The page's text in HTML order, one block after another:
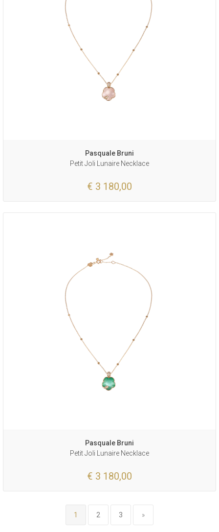
Pasquale Bruni
Petit Joli Lunaire Necklace
€ 3 180,00
Pasquale Bruni
Petit Joli Lunaire Necklace
€ 3 180,00
1 2 3 »